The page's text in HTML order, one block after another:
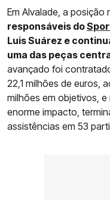
Em Alvalade, a posição
responsáveis do
Luis Suárez e
uma das peças
avançado foi
22,1 milhões de euros,
milhões em objetivos,
enorme impacto,
assistências em 53